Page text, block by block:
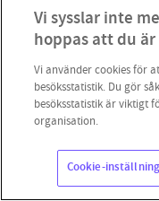
Copyright 2023 ©
Stötta vårt
Vi sysslar inte
hoppas att du
Vi använder cookies för
besöksstatistik. Du gör
besöksstatistik är viktigt
organisation.
Cookie-